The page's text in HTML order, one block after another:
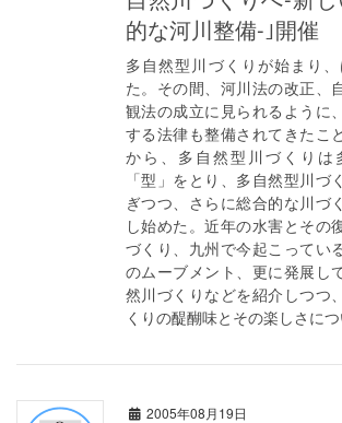
的な河川整備-｣開催
多自然型川づくりが始まり
た。その間、河川法の改正、
観法の成立に見られるように
する法律も整備されてきたこ
から、多自然型川づくりは
「型」をとり、多自然型川づ
ぎつつ、さらに総合的な川づ
し始めた。近年の水害とその
づくり、九州で今起こってい
のムーブメント、更に発展し
然川づくりなどを紹介しつつ
くりの醍醐味とその楽しさにつ
2005年08月19日